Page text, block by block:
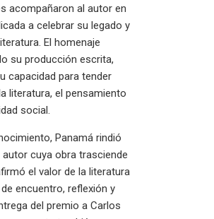
acompañaron al autor en
a celebrar su legado y
El homenaje
su producción escrita,
capacidad para tender
literatura, el pensamiento
social.
Panamá rindió
autor cuya obra trasciende
el valor de la literatura
encuentro, reflexión y
del premio a Carlos